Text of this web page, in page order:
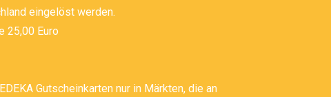
eingelöst werden.
25,00 Euro
Gutscheinkarten nur in Märkten, die an